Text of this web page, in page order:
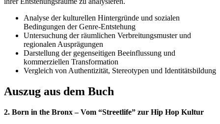
Analyse der kulturellen Hintergründe und sozialen
Bedingungen der Genre-Entstehung
Untersuchung der räumlichen Verbreitungsmuster und
regionalen Ausprägungen
Darstellung der gegenseitigen Beeinflussung und
kommerziellen Transformation
Vergleich von Authentizität, Stereotypen und Identitätsbildung
Auszug aus dem Buch
2. Born in the Bronx – Vom “Streetlife” zur Hip Hop Kultur